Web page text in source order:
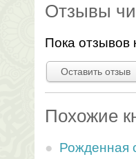
Отзывы
Пока отзывов
Оставить отзыв
Похожие
Рожденная